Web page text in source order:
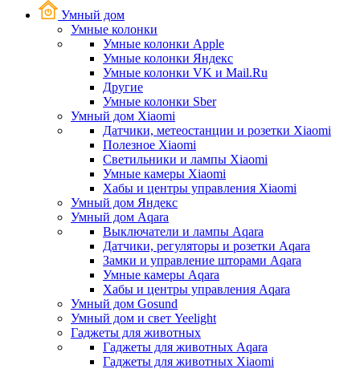
Умный дом
Умные колонки
Умные колонки Apple
Умные колонки Яндекс
Умные колонки VK и Mail.Ru
Другие
Умные колонки Sber
Умный дом Xiaomi
Датчики, метеостанции и розетки Xiaomi
Полезное Xiaomi
Светильники и лампы Xiaomi
Умные камеры Xiaomi
Хабы и центры управления Xiaomi
Умный дом Яндекс
Умный дом Aqara
Выключатели и лампы Aqara
Датчики, регуляторы и розетки Aqara
Замки и управление шторами Aqara
Умные камеры Aqara
Хабы и центры управления Aqara
Умный дом Gosund
Умный дом и свет Yeelight
Гаджеты для животных
Гаджеты для животных Aqara
Гаджеты для животных Xiaomi